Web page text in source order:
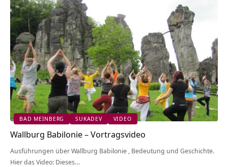
BAD MEINBERG SUKADEV VIDEO
Wallburg Babilonie‏‎ – Vortragsvideo
Ausführungen über Wallburg Babilonie‏‎ , Bedeutung und Geschichte.
Hier das Video: Dieses…